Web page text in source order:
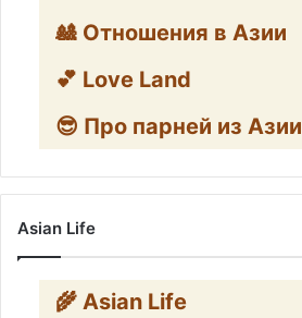
🎎 Отношения в Азии
💕 Love Land
😎 Про парней из Азии
Asian Life
🌾 Asian Life